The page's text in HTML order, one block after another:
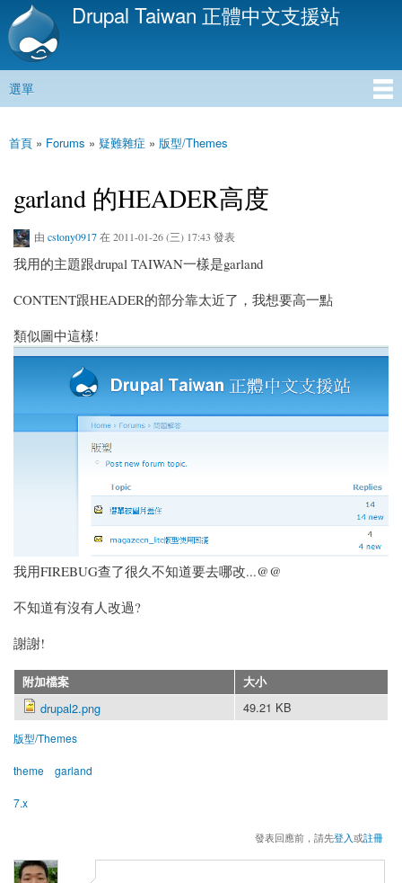
移
內
Drupal Taiwan 正體中文支援站
主選單
選單
您在這裡
首頁 » Forums » 疑難雜症 » 版型/Themes
garland 的HEADER高度
由 cstony0917在 2011-01-26 (三) 17:43 發表
我用的主題跟drupal TAIWAN一樣是garland
CONTENT跟HEADER的部分靠太近了，我想要高一點
類似圖中這樣!
我用FIREBUG查了很久不知道要去哪改...@@
不知道有沒有人改過?
謝謝!
附加檔案 大小
drupal2.png 49.21 KB
版型/Themes
theme garland
7.x
發表回應前，請先登入或註冊